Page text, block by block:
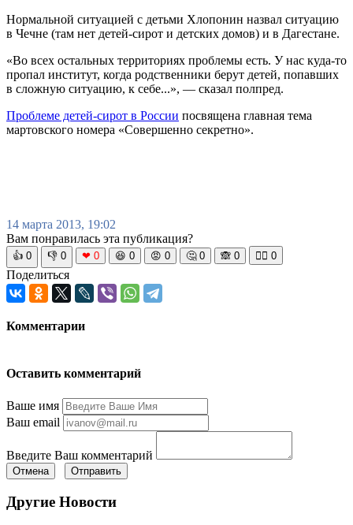
Нормальной ситуацией с детьми Хлопонин назвал ситуацию
в Чечне (там нет детей-сирот и детских домов) и в Дагестане.
«Во всех остальных территориях проблемы есть. У нас куда-то
пропал институт, когда родственники берут детей, попавших
в сложную ситуацию, к себе...», — сказал полпред.
Проблеме детей-сирот в России посвящена главная тема
мартовского номера «Совершенно секретно».
14 марта 2013, 19:02
Вам понравилась эта публикация?
👍 0 👎 0 ❤ 0 😆 0 😡 0 🤔 0 🙈 0 🧘‍♀️ 0
Поделиться
Комментарии
Оставить комментарий
Ваше имя
Ваш email
Введите Ваш комментарий
Отмена Отправить
Другие Новости